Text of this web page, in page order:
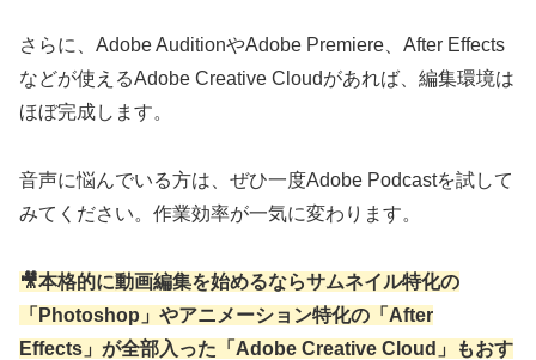
さらに、Adobe AuditionやAdobe Premiere、After Effects
などが使えるAdobe Creative Cloudがあれば、編集環境は
ほぼ完成します。
音声に悩んでいる方は、ぜひ一度Adobe Podcastを試して
みてください。作業効率が一気に変わります。
🎥本格的に動画編集を始めるならサムネイル特化の
「Photoshop」やアニメーション特化の「After
Effects」が全部入った「Adobe Creative Cloud」もおす